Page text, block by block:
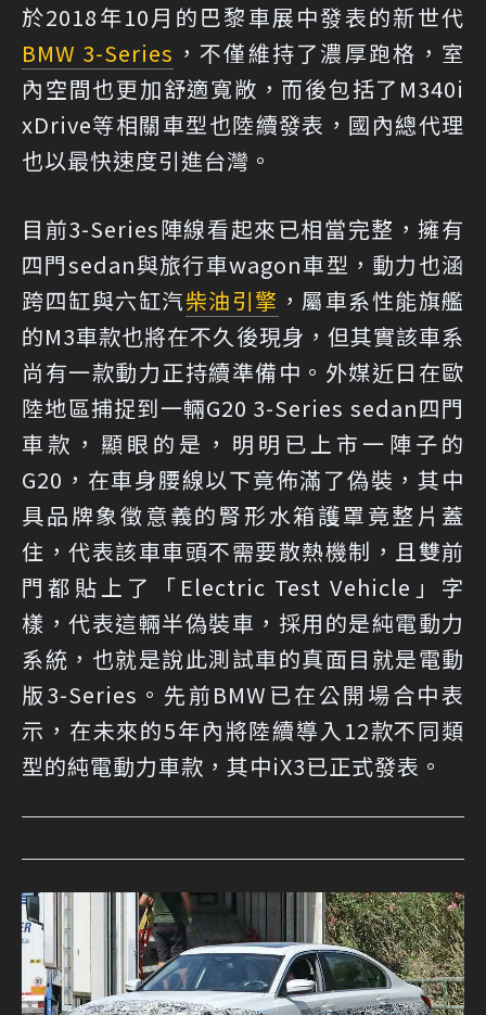
於2018年10月的巴黎車展中發表的新世代
BMW 3-Series ，不僅維持了濃厚跑格，室
內空間也更加舒適寬敞，而後包括了M340i
xDrive等相關車型也陸續發表，國內總代理
也以最快速度引進台灣。
目前3-Series陣線看起來已相當完整，擁有
四門sedan與旅行車wagon車型，動力也涵
跨四缸與六缸汽柴油引擎 ，屬車系性能旗艦
的M3車款也將在不久後現身，但其實該車系
尚有一款動力正持續準備中。外媒近日在歐
陸地區捕捉到一輛G20 3-Series sedan四門
車款，顯眼的是，明明已上市一陣子的
G20，在車身腰線以下竟佈滿了偽裝，其中
具品牌象徵意義的腎形水箱護罩竟整片蓋
住，代表該車車頭不需要散熱機制，且雙前
門都貼上了「Electric Test Vehicle」字
樣，代表這輛半偽裝車，採用的是純電動力
系統，也就是說此測試車的真面目就是電動
版3-Series。先前BMW已在公開場合中表
示，在未來的5年內將陸續導入12款不同類
型的純電動力車款，其中iX3已正式發表。